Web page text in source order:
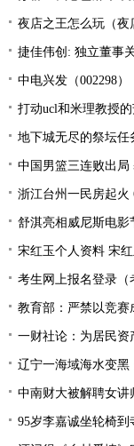
夜店之王怎么玩（夜
捷佳伟创: 独立董事关
中电兴发（002298
打动ucl和米理教授
地下城无尽的祭坛任
中国男篮三连败出局
浙江台州一民房起火
舒淇亮相威尼斯电
宋红玉个人资料 宋红
考生网上报名登录（
教育部：严禁以竞
一财社论：为居民
辽宁一海域海水变
中南财大被解聘女讲
95岁李嘉诚坐轮椅